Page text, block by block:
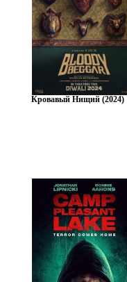
Кровавый Нищий (2024)